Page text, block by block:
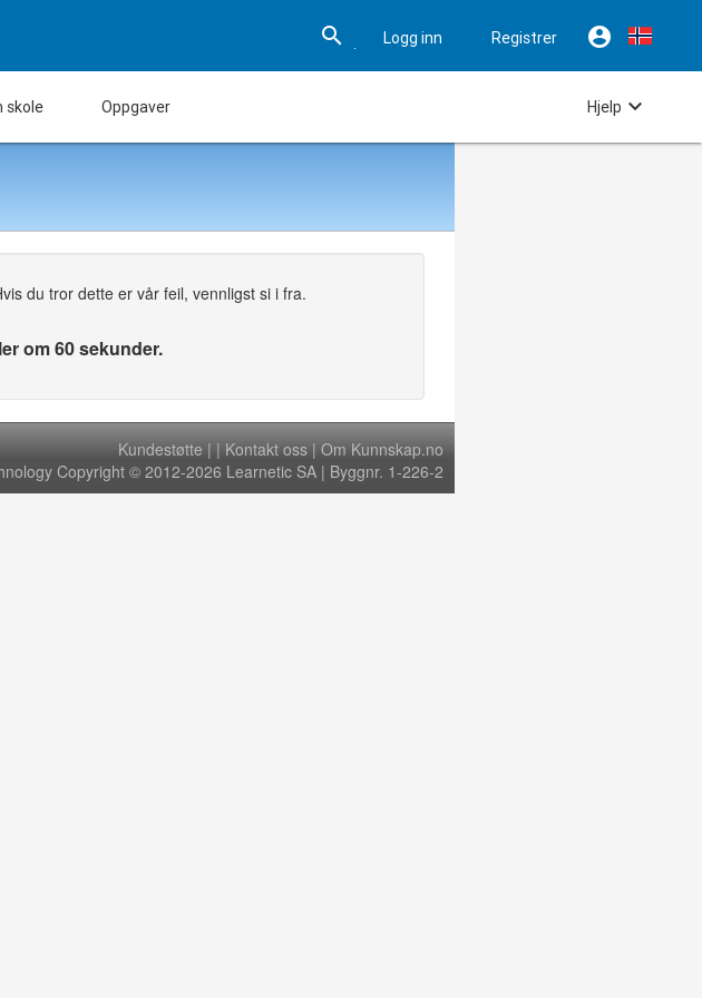
 Logg inn Registrer 
skole Oppgaver Hjelp 
du tror dette er vår feil, vennligst si i fra.
om 60 sekunder.
Kundestøtte | | Kontakt oss | Om Kunnskap.no
Copyright © 2012-2026 Learnetic SA | Byggnr. 1-226-2